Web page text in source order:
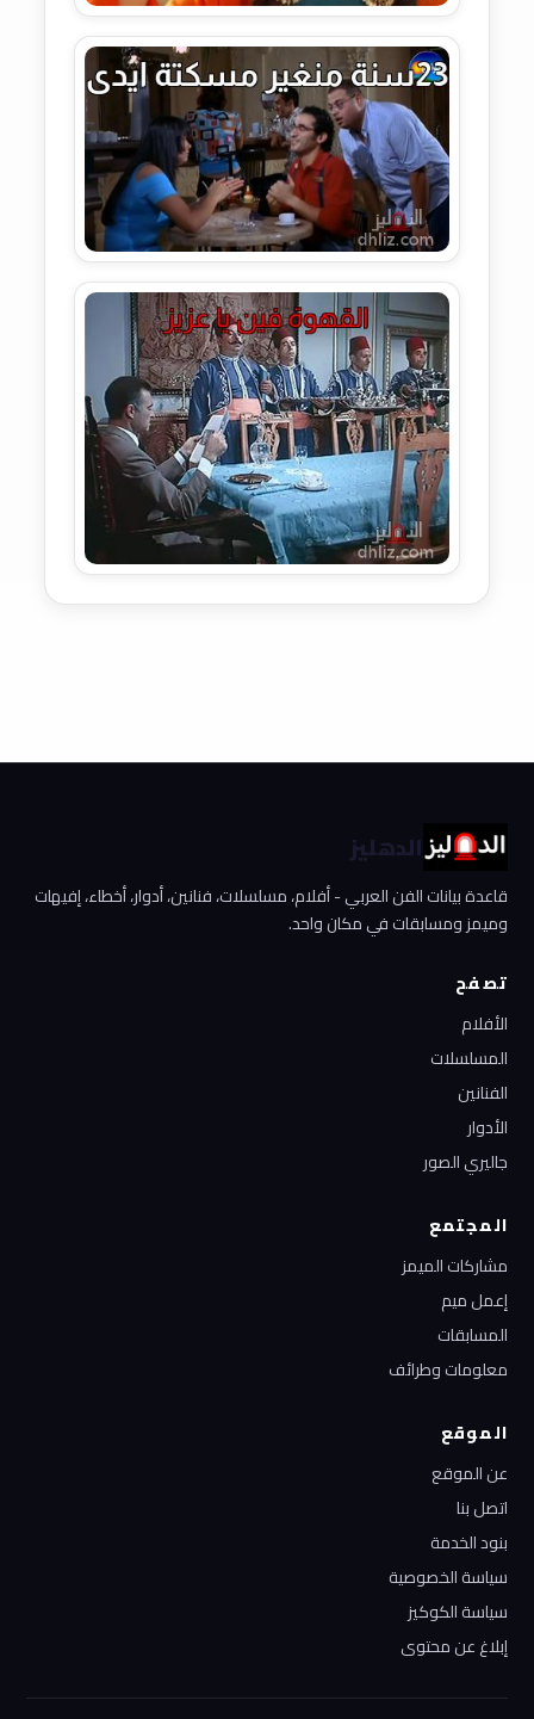
الدهليز
قاعدة بيانات الفن العربي - أفلام، مسلسلات، فنانين، أدوار، أخطاء، إفيهات
وميمز ومسابقات في مكان واحد.
تصفح
الأفلام
المسلسلات
الفنانين
الأدوار
جاليري الصور
المجتمع
مشاركات الميمز
إعمل ميم
المسابقات
معلومات وطرائف
الموقع
عن الموقع
اتصل بنا
بنود الخدمة
سياسة الخصوصية
سياسة الكوكيز
إبلاغ عن محتوى